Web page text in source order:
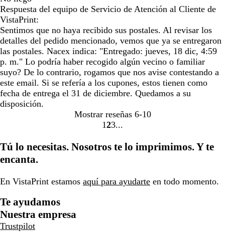
Respuesta del equipo de Servicio de Atención al Cliente de
VistaPrint:
Sentimos que no haya recibido sus postales. Al revisar los
detalles del pedido mencionado, vemos que ya se entregaron
las postales. Nacex indica: "Entregado: jueves, 18 dic, 4:59
p. m." Lo podría haber recogido algún vecino o familiar
suyo? De lo contrario, rogamos que nos avise contestando a
este email. Si se refería a los cupones, estos tienen como
fecha de entrega el 31 de diciembre. Quedamos a su
disposición.
Mostrar reseñas 6-10
Ir
la
1 Ir
la
2Ir
la
3
Tú lo necesitas. Nosotros te lo imprimimos. Y te
encanta.
En VistaPrint estamos aquí para ayudarte en todo momento.
Te ayudamos
Nuestra empresa
Trustpilot